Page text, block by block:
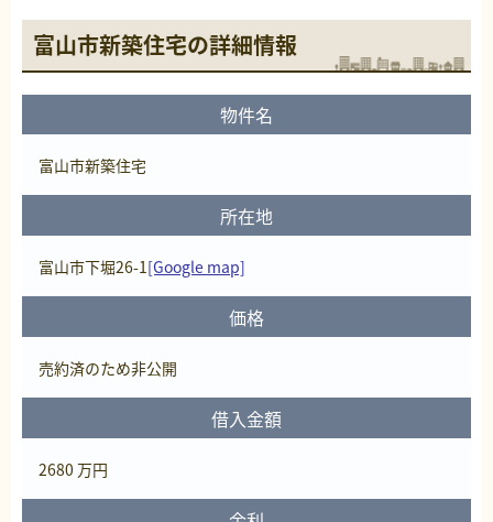
富山市新築住宅の詳細情報
物件名
富山市新築住宅
所在地
富山市下堀26-1[Google map]
価格
売約済のため非公開
借入金額
2680 万円